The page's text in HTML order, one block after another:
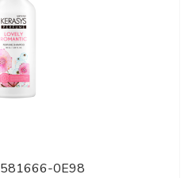
581666-0E98